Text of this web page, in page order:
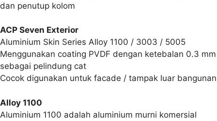
dan penutup kolom
ACP Seven Exterior
Aluminium Skin Series Alloy 1100 / 3003 / 5005
Menggunakan coating PVDF dengan ketebalan 0.3 mm
sebagai pelindung cat
Cocok digunakan untuk facade / tampak luar bangunan
Alloy 1100
Aluminium 1100 adalah aluminium murni komersial